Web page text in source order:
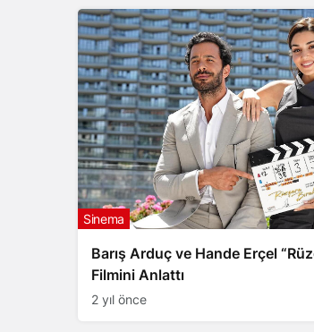
Gündüz modunu seçin.
Gece Modu
Gece modunu seçin.
Sistem Modu
Sistem modunu seçin.
Barış Arduç ve Hande Erçel
Filmini Anlattı
Sinema
2 yıl önce